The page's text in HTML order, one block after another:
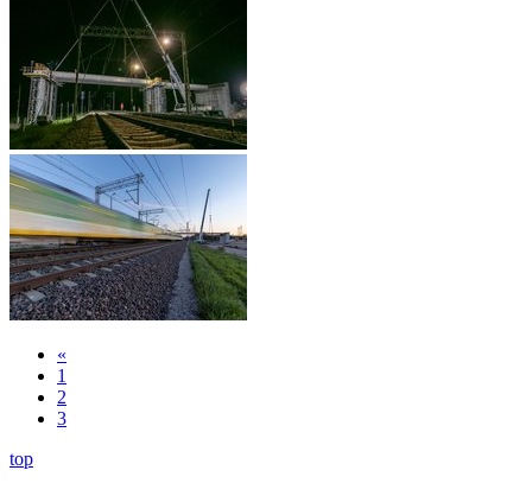
«
1
2
3
top